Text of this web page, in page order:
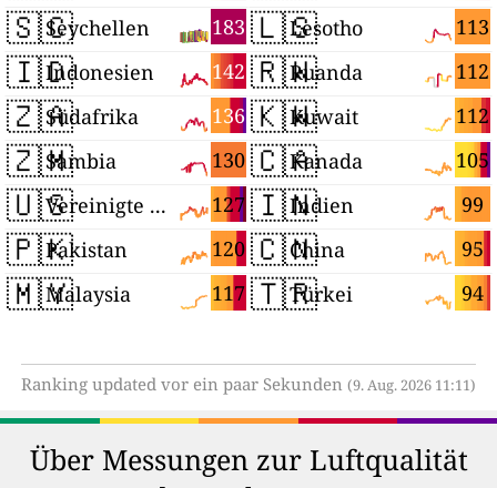
🇸🇨 183
Seychellen
🇮🇩 142
Indonesien
🇿🇦 136
Südafrika
🇿🇲 130
Sambia
🇺🇸 127
Vereinigte Staaten
🇵🇰 120
Pakistan
🇲🇾 117
Malaysia
🇱🇸 113
Lesotho
🇷🇼 112
Ruanda
🇰🇼 112
Kuwait
🇨🇦 105
Kanada
🇮🇳 99
Indien
🇨🇳 95
China
🇹🇷 94
Türkei
Ranking updated vor ein paar Sekunden (9. Aug. 2026 11:11)
Über Messungen zur Luftqualität